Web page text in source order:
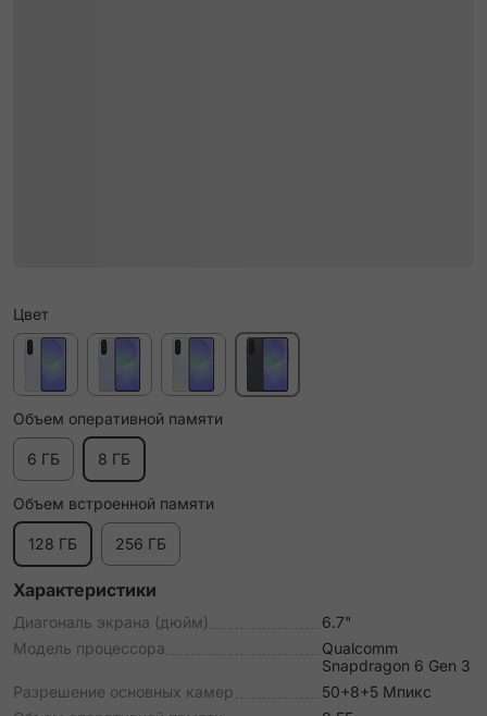
Цвет
Объем оперативной памяти
6 ГБ 8 ГБ
Объем встроенной памяти
128 ГБ 256 ГБ
Характеристики
Диагональ экрана (дюйм)
6.7"
Модель процессора
Qualcomm
Snapdragon 6 Gen 3
Разрешение основных камер
50+8+5 Мпикс